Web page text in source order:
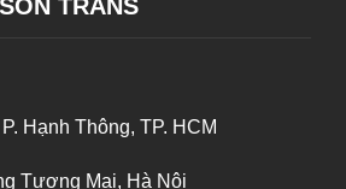
Hạnh Thông, TP. HCM
Tương Mai, Hà Nội